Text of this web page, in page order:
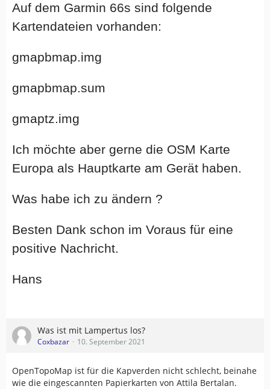
Auf dem Garmin 66s sind folgende
Kartendateien vorhanden:
gmapbmap.img
gmapbmap.sum
gmaptz.img
Ich möchte aber gerne die OSM Karte
Europa als Hauptkarte am Gerät haben.
Was habe ich zu ändern ?
Besten Dank schon im Voraus für eine
positive Nachricht.
Hans
Was ist mit Lampertus los?
Coxbazar 10. September 2021
OpenTopoMap ist für die Kapverden nicht schlecht, beinahe
wie die eingescannten Papierkarten von Attila Bertalan.